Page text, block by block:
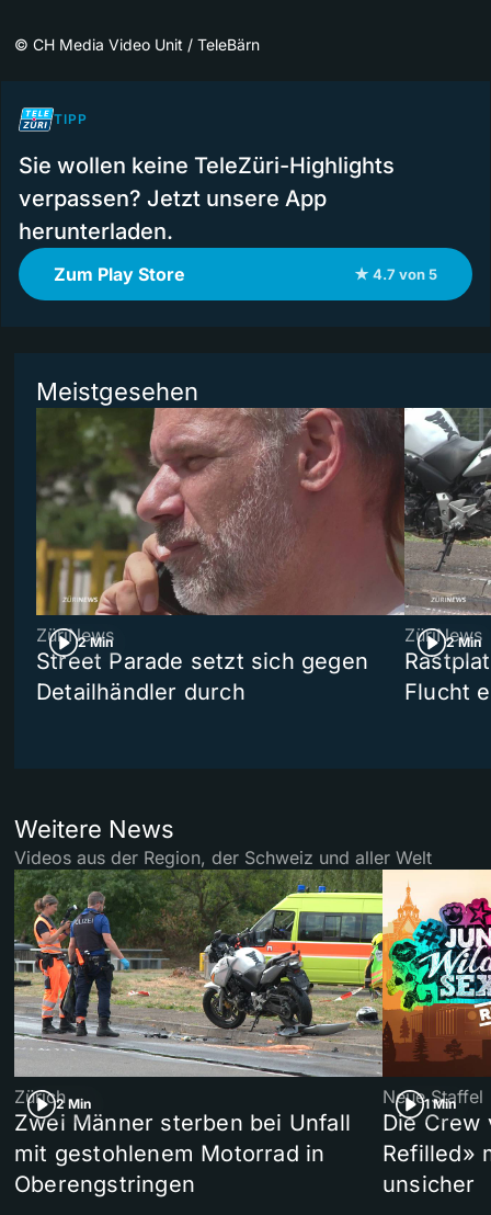
© CH Media Video Unit / TeleBärn
TIPP
Sie wollen keine TeleZüri-Highlights
verpassen? Jetzt unsere App
herunterladen.
Zum Play Store ★ 4.7 von 5
Meistgesehen
2 Min
ZüriNews
Street Parade setzt sich gegen
Detailhändler durch
2 Min
ZüriNews
Flucht
Weitere News
Videos aus der Region, der Schweiz und aller Welt
2 Min
Zürich
Zwei Männer sterben bei Unfall
mit gestohlenem Motorrad in
Oberengstringen
1 Min
Neue Staffel
Die Crew
Refilled»
unsicher